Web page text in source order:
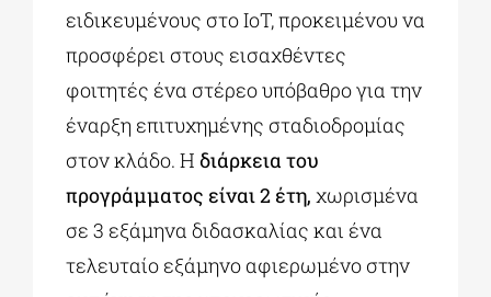
ειδικευμένους στο IoT, προκειμένου να
προσφέρει στους εισαχθέντες
φοιτητές ένα στέρεο υπόβαθρο για την
έναρξη επιτυχημένης σταδιοδρομίας
στον κλάδο. Η διάρκεια του
προγράμματος είναι 2 έτη, χωρισμένα
σε 3 εξάμηνα διδασκαλίας και ένα
τελευταίο εξάμηνο αφιερωμένο στην